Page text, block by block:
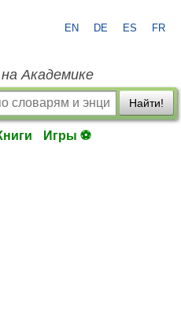
EN DE ES FR
Академике
Найти!
Игры ⚽